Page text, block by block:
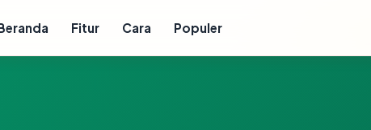
Fitur Cara Populer